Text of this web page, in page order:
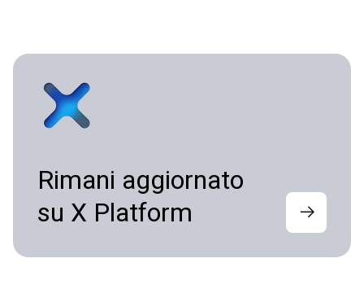
Rimani aggiornato
su X Platform